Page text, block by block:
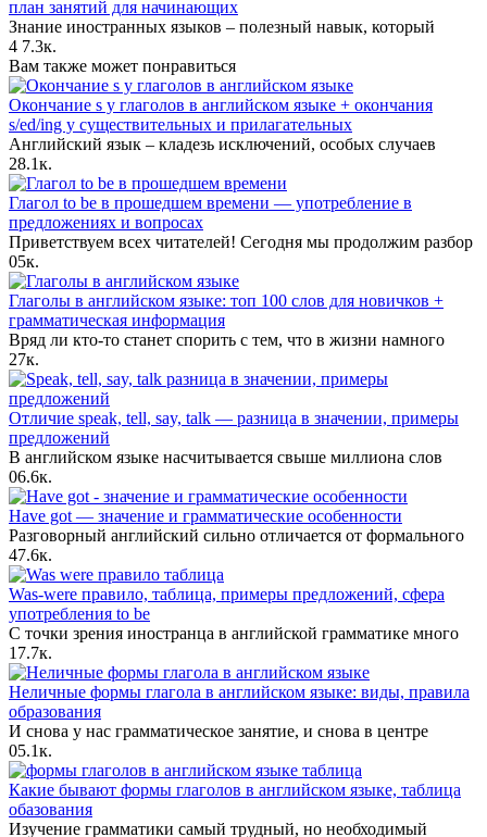
план занятий для начинающих
Знание иностранных языков – полезный навык, который
4 7.3к.
Вам также может понравиться
Окончание s у глаголов в английском языке + окончания
s/ed/ing у существительных и прилагательных
Английский язык – кладезь исключений, особых случаев
28.1к.
Глагол to be в прошедшем времени — употребление в
предложениях и вопросах
Приветствуем всех читателей! Сегодня мы продолжим разбор
05к.
Глаголы в английском языке: топ 100 слов для новичков +
грамматическая информация
Вряд ли кто-то станет спорить с тем, что в жизни намного
27к.
Отличие speak, tell, say, talk — разница в значении, примеры
предложений
В английском языке насчитывается свыше миллиона слов
06.6к.
Have got — значение и грамматические особенности
Разговорный английский сильно отличается от формального
47.6к.
Was-were правило, таблица, примеры предложений, сфера
употребления to be
С точки зрения иностранца в английской грамматике много
1 7.7к.
Неличные формы глагола в английском языке: виды, правила
образования
И снова у нас грамматическое занятие, и снова в центре
05.1к.
Какие бывают формы глаголов в английском языке, таблица
обазования
Изучение грамматики самый трудный, но необходимый